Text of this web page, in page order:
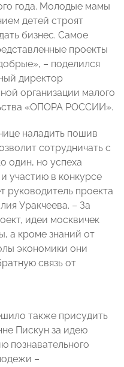
года. Молодые мамы
детей строят
бизнес. Самое
проекты
– поделился
директор
организации малого
«ОПОРА РОССИИ».
наладить пошив
сотрудничать с
один, но успеха
участию в конкурсе
руководитель проекта
Уракчеева. – За
идеи москвичек
а кроме знаний от
экономики они
связь от
также присудить
Пискун за идею
познавательного
–